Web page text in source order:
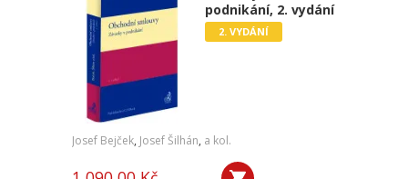
podnikání, 2. vydání
2. VYDÁNÍ
Josef Bejček, Josef Šilhán, a kol.